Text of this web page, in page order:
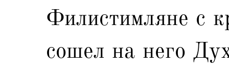
Филистимляне с
сошел на него